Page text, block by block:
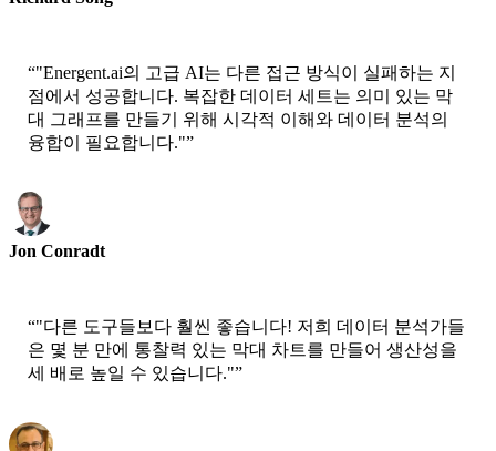
“"Energent.ai의 고급 AI는 다른 접근 방식이 실패하는 지
점에서 성공합니다. 복잡한 데이터 세트는 의미 있는 막
대 그래프를 만들기 위해 시각적 이해와 데이터 분석의
융합이 필요합니다."”
Jon Conradt
“"다른 도구들보다 훨씬 좋습니다! 저희 데이터 분석가들
은 몇 분 만에 통찰력 있는 막대 차트를 만들어 생산성을
세 배로 높일 수 있습니다."”